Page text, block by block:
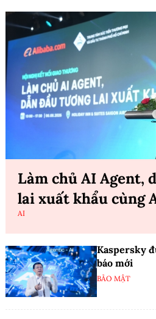
Làm chủ AI Agent,
lai xuất khẩu cùng
AI
Kaspersky
báo mới
BẢO MẬT